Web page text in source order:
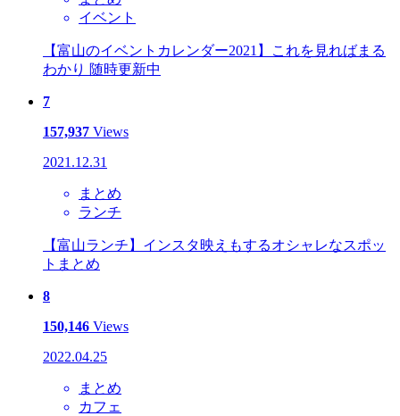
イベント
【富山のイベントカレンダー2021】これを見ればまる
わかり 随時更新中
7
157,937 Views
2021.12.31
まとめ
ランチ
【富山ランチ】インスタ映えもするオシャレなスポッ
トまとめ
8
150,146 Views
2022.04.25
まとめ
カフェ